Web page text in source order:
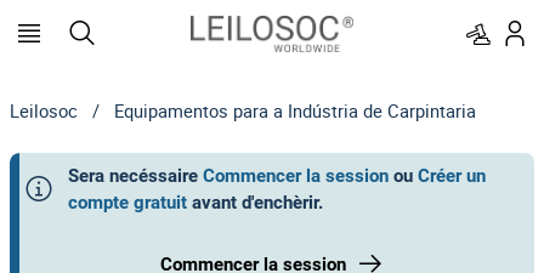
Leilosoc / Equipamentos para a Indústria de Carpintaria
Sera necéssaire Commencer la session ou Créer un
compte gratuit avant d'enchèrir.
Commencer la session